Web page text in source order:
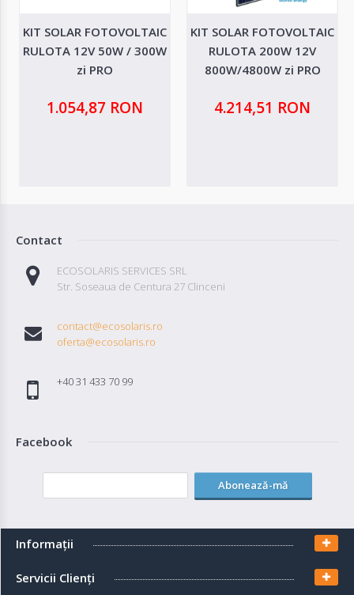
KIT SOLAR FOTOVOLTAIC
RULOTA 12V 50W / 300W
zi PRO
1.054,87 RON
KIT SOLAR FOTOVOLTAIC
RULOTA 200W 12V
800W/4800W zi PRO
4.214,51 RON
Contact
ECOSOLARIS SERVICES SRL
Str. Soseaua de Centura 27 Clinceni
contact@ecosolaris.ro
oferta@ecosolaris.ro
+40 31 433 70 99
Facebook
Abonează-mă
Informaţii
Servicii Clienţi